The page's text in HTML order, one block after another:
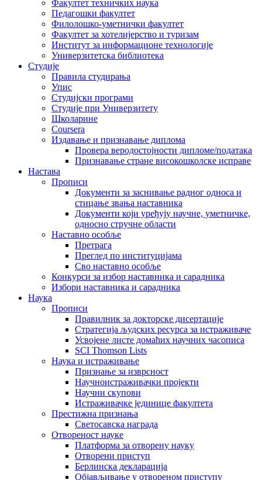
Факултет техничких наука
Педагошки факултет
Филолошко-уметнички факултет
Факултет за хотелијерство и туризам
Институт за информационе технологије
Универзитетска библиотека
Студије
Правила студирања
Упис
Студијски програми
Студије при Универзитету
Школарине
Coursera
Издавање и признавање диплома
Провера веродостојности дипломе/података
Признавање стране високошколске исправе
Настава
Прописи
Документи за заснивање радног односа и
стицање звања наставника
Документи који уређују научне, уметничке,
односно стручне области
Наставно особље
Претрага
Преглед по институцијама
Сво наставно особље
Конкурси за избор наставника и сарадника
Избори наставника и сарадника
Наука
Прописи
Правилник за докторске дисертације
Стратегија људских ресурса за истраживаче
Усвојене листе домаћих научних часописа
SCI Thomson Lists
Наука и истраживање
Признање за изврсност
Научноистраживачки пројекти
Научни скупови
Истраживачке јединице факултета
Престижна признања
Светосавска награда
Отвореност науке
Платформа за отворену науку
Отворени приступ
Берлинска декларација
Објављивање у отвореном приступу